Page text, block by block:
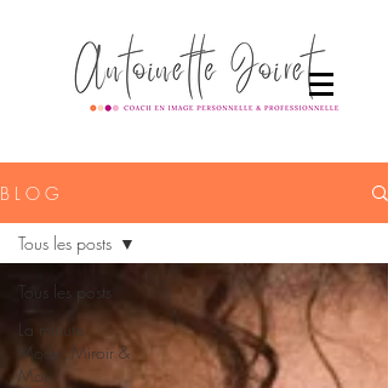
B L O G
Tous les posts
La minute
Mode, Miroir &
Moi
Tous les posts